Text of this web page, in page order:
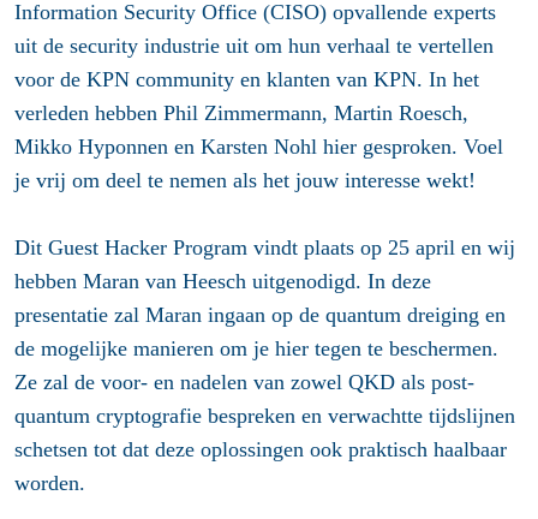
Information Security Office (CISO) opvallende experts
uit de security industrie uit om hun verhaal te vertellen
voor de KPN community en klanten van KPN. In het
verleden hebben Phil Zimmermann, Martin Roesch,
Mikko Hyponnen en Karsten Nohl hier gesproken. Voel
je vrij om deel te nemen als het jouw interesse wekt!
Dit Guest Hacker Program vindt plaats op 25 april en wij
hebben Maran van Heesch uitgenodigd. In deze
presentatie zal Maran ingaan op de quantum dreiging en
de mogelijke manieren om je hier tegen te beschermen.
Ze zal de voor- en nadelen van zowel QKD als post-
quantum cryptografie bespreken en verwachtte tijdslijnen
schetsen tot dat deze oplossingen ook praktisch haalbaar
worden.